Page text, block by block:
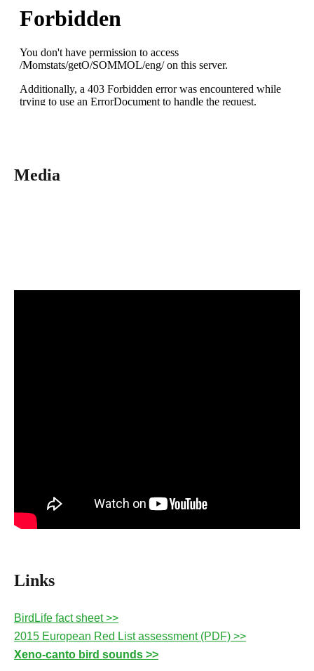
Media
Links
BirdLife fact sheet >>
2015 European Red List assessment (PDF) >>
Xeno-canto bird sounds >>